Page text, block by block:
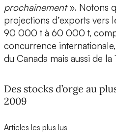
prochainement». Notons
projections d’exports vers
90 000 t à 60 000 t,
concurrence
du Canada mais aussi de la
Des stocks d’orge au
2009
Articles les plus lus